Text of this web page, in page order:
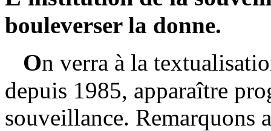
bouleverser la donne.
On verra à la
depuis 1985, apparaître
souveillance. Remarquons